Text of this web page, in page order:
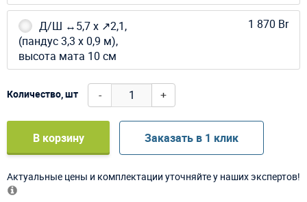
Д/Ш ↔5,7 х ↗2,1,
(пандус 3,3 х 0,9 м),
высота мата 10 см
1 870 Br
Количество, шт - +
В корзину Заказать в 1 клик
Актуальные цены и комплектации уточняйте у наших экспертов!